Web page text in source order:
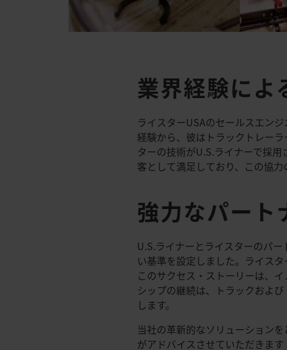
業界経験によ
ライスターUSAのセールスエン
経験から、彼はトラックトレー
ターの技術がU.S.ライナーで採
客として満足しており、この協力
強力なパート
U.S.ライナーとライスターのパ
い基準を設定しました。ライス
このサクセス・ストーリーは、
シップの継続は、トラックおよ
します。
当社の革新的なソリューション
がアドバイスさせていただきます